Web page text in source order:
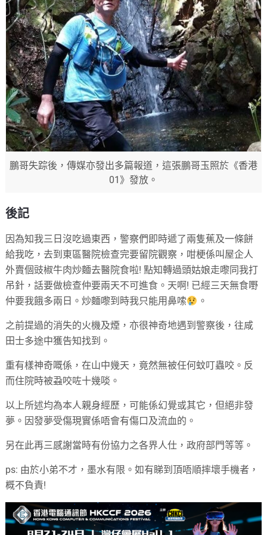
鵬哥失踪後，傳媒亦發出多篇報道，這張鵬哥玉照於《香港
01》發放。
後記
因為知我三日沒吃過東西，警察們即時遞了兩隻蕉及一條餅
給我吃，去到東區醫院檢查完要留院觀察，咁梗係叫屋企人
外賣個豉椒牛肉炒麵去醫院食啦! 點知轉過頭姑娘走嚟同我打
吊針，話要做檢查仲要兩天不可進食。天啊! 已經三天無食嘢
仲要我餓多兩日。炒麵嚟到時我只能用鼻嗦
。
之前提過的消失的火機及煙，亦很神奇地遇到警察後，往咸
田士多途中獲告知找到。
重有樣神奇嘅係，在山中幾天，竟然無被任何蚊叮蟲咬。反
而住院時被蝨咬咗十幾啖。
以上所述均為本人親身經歷，可能係幻覺或其它，但絕非發
夢。因發夢受傷現實係唔會有傷口及流血的。
另在此再三感謝當時有份協力之各界人仕，政府部門等等。
ps: 由於小弟不才，墨水有限。如有睇到頂唔順摔壞手機者，
概不負責!